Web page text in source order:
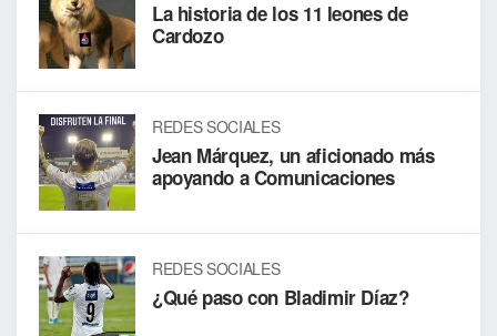
La historia de los 11 leones de
Cardozo
REDES SOCIALES
Jean Márquez, un aficionado más
apoyando a Comunicaciones
REDES SOCIALES
¿Qué paso con Bladimir Díaz?